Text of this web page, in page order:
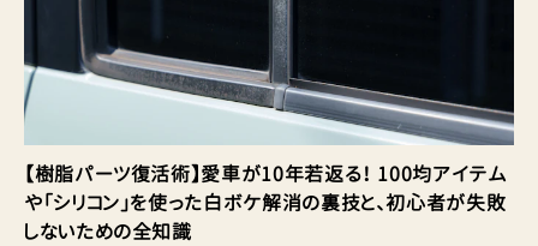
【樹脂パーツ復活術】愛車が10年若返る！ 100均アイテム
や「シリコン」を使った白ボケ解消の裏技と、初心者が失敗
しないための全知識